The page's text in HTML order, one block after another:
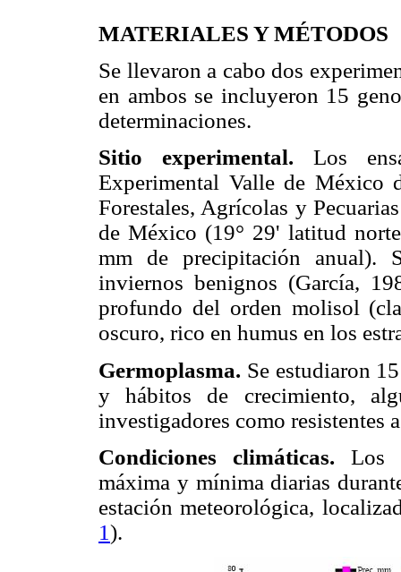
MATERIALES Y MÉTODOS
Se llevaron a cabo dos
en ambos se incluyeron 15
determinaciones.
Sitio experimental. Los
Experimental Valle de México
Forestales, Agrícolas y
de México (19° 29' latitud
mm de precipitación anual).
inviernos benignos (García,
profundo del orden molisol
oscuro, rico en humus en los
Germoplasma. Se estudiaron
y hábitos de crecimiento,
investigadores como resistentes
Condiciones climáticas. Los
máxima y mínima diarias
estación meteorológica,
1).